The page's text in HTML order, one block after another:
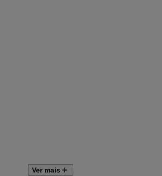
Ver mais